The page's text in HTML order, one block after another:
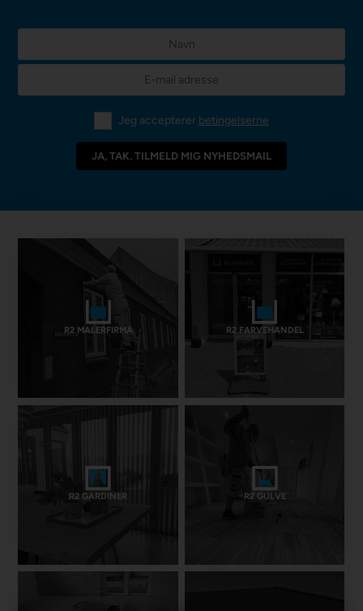
Jeg accepterer betingelserne
R2 MALERFIRMA R2 FARVEHANDEL
R2 GARDINER R2 GULVE